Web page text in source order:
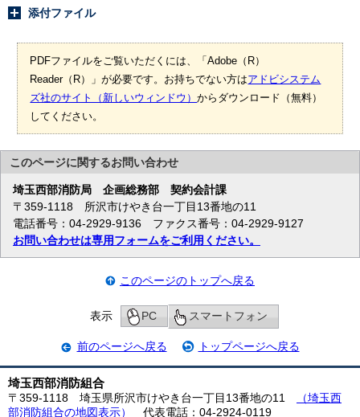
添付ファイル
PDFファイルをご覧いただくには、「Adobe（R）
Reader（R）」が必要です。お持ちでない方はアドビシステム
ズ社のサイト（新しいウィンドウ）からダウンロード（無料）
してください。
このページに関するお問い合わせ
埼玉西部消防局 企画総務部 契約会計課
〒359-1118 所沢市けやき台一丁目13番地の11
電話番号：04-2929-9136 ファクス番号：04-2929-9127
お問い合わせは専用フォームをご利用ください。
このページのトップへ戻る
表示 PC スマートフォン
前のページへ戻る トップページへ戻る
埼玉西部消防組合
〒359-1118 埼玉県所沢市けやき台一丁目13番地の11
（埼玉西
部消防組合の地図表示）
代表電話：04-2924-0119